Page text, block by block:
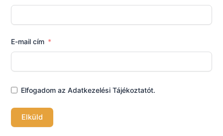
E-mail cím
Elfogadom az Adatkezelési Tájékoztatót.
Elküld